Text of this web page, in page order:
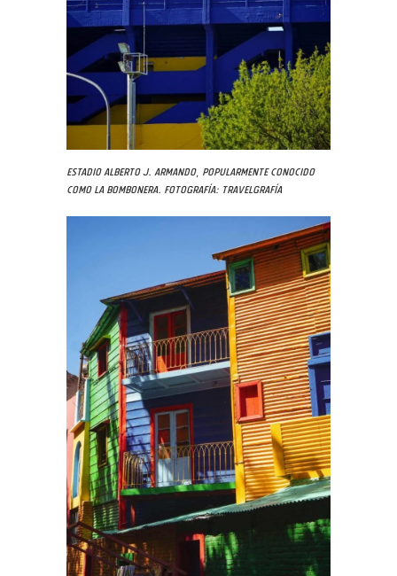
Estadio Alberto J. Armando, popularmente conocido
como La Bombonera. Fotografía: Travelgrafía